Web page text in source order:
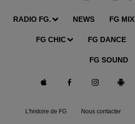
RADIO FG. NEWS FG MIX
FG CHIC FG DANCE
FG SOUND
L'histoire de FG Nous contacter